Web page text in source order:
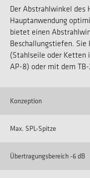
Der Abstrahlwinkel des
Hauptanwendung
bietet einen
Beschallungstiefen.
(Stahlseile oder Ketten
AP-8) oder mit dem
Konzeption
Max. SPL-Spitze
Übertragungsbereich -6 dB